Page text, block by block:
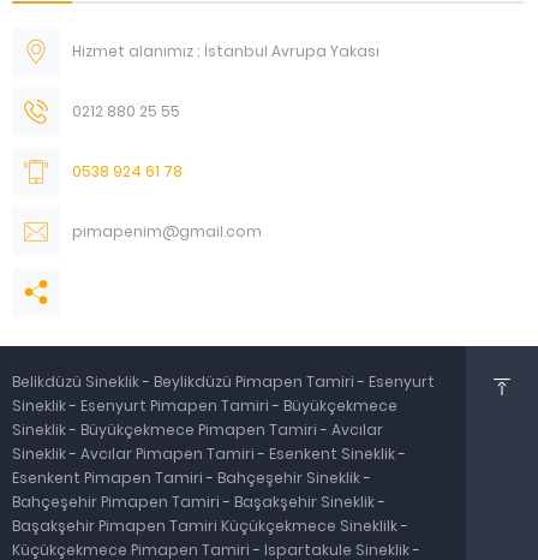
Hizmet alanımız ; İstanbul Avrupa Yakası
0212 880 25 55
0538 924 61 78
pimapenim@gmail.com
Belikdüzü Sineklik- Beylikdüzü Pimapen Tamiri- Esenyurt
Sineklik- Esenyurt Pimapen Tamiri- Büyükçekmece
Sineklik- Büyükçekmece Pimapen Tamiri- Avcılar
Sineklik- Avcılar Pimapen Tamiri- Esenkent Sineklik-
Esenkent Pimapen Tamiri- Bahçeşehir Sineklik-
Bahçeşehir Pimapen Tamiri- Başakşehir Sineklik-
Başakşehir Pimapen Tamiri Küçükçekmece Sineklilk-
Küçükçekmece Pimapen Tamiri- Ispartakule Sineklik-